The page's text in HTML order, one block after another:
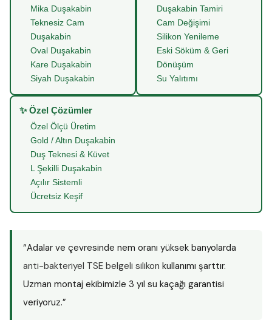
Mika Duşakabin
Teknesiz Cam
Duşakabin
Oval Duşakabin
Kare Duşakabin
Siyah Duşakabin
Duşakabin Tamiri
Cam Değişimi
Silikon Yenileme
Eski Söküm & Geri
Dönüşüm
Su Yalıtımı
✨ Özel Çözümler
Özel Ölçü Üretim
Gold / Altın Duşakabin
Duş Teknesi & Küvet
L Şekilli Duşakabin
Açılır Sistemli
Ücretsiz Keşif
“Adalar ve çevresinde nem oranı yüksek banyolarda
anti-bakteriyel TSE belgeli silikon kullanımı şarttır.
Uzman montaj ekibimizle 3 yıl su kaçağı garantisi
veriyoruz.”